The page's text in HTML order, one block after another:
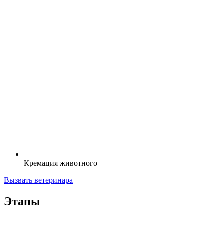
Кремация животного
Вызвать ветеринара
Этапы